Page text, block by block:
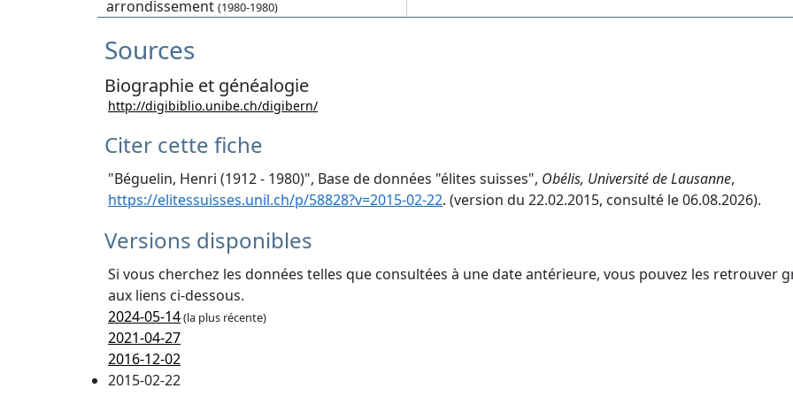
arrondissement (1980-1980)
Sources
Biographie et généalogie
http://digibiblio.unibe.ch/digibern/
Citer cette fiche
"Béguelin, Henri (1912 - 1980)", Base de données "élites suisses", Obélis, Université de Lausanne,
https://elitessuisses.unil.ch/p/58828?v=2015-02-22. (version du 22.02.2015, consulté le 06.08.2026).
Versions disponibles
Si vous cherchez les données telles que consultées à une date antérieure, vous pouvez les retrouver
aux liens ci-dessous.
2024-05-14(la plus récente)
2021-04-27
2016-12-02
2015-02-22